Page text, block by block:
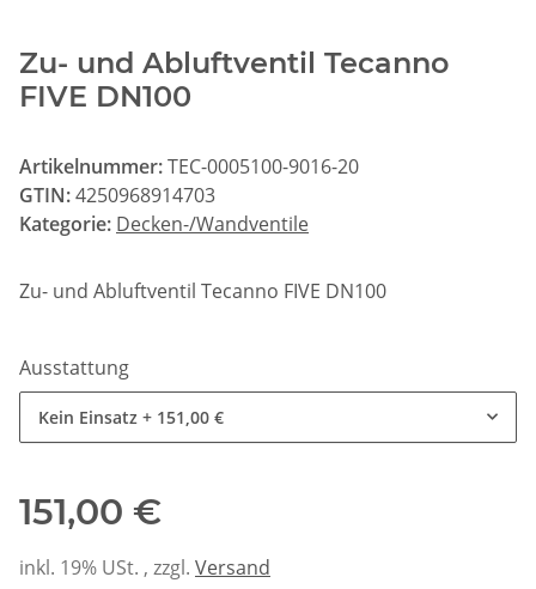
Zu- und Abluftventil Tecanno
FIVE DN100
Artikelnummer:TEC-0005100-9016-20
GTIN:4250968914703
Kategorie: Decken-/Wandventile
Zu- und Abluftventil Tecanno FIVE DN100
Ausstattung
Kein Einsatz + 151,00 €
151,00 €
inkl. 19% USt. , zzgl. Versand